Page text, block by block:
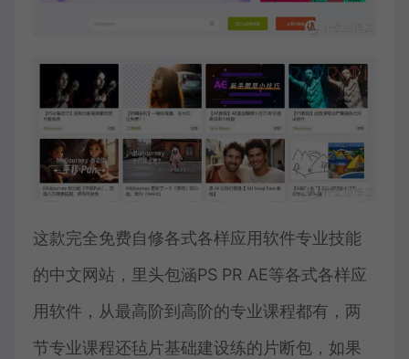
这款完全免费自修各式各样应用软件专业技能
的中文网站，里头包涵PS PR AE等各式各样应
用软件，从最高阶到高阶的专业课程都有，两
节专业课程还毡片基础建设练的片断包，如果